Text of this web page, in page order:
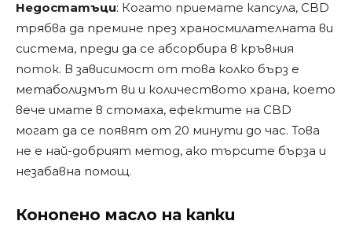
Недостатъци: Когато приемате капсула, CBD
трябва да премине през храносмилателната ви
система, преди да се абсорбира в кръвния
поток. В зависимост от това колко бърз е
метаболизмът ви и количеството храна, което
вече имате в стомаха, ефектите на CBD
могат да се появят от 20 минути до час. Това
не е най-добрият метод, ако търсите бърза и
незабавна помощ.
Конопено масло на капки